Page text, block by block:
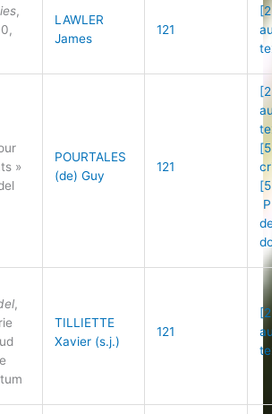
,
LAWLER
James
121
»
POURTALES
(de) Guy
121
,
TILLIETTE
Xavier (s.j.)
121